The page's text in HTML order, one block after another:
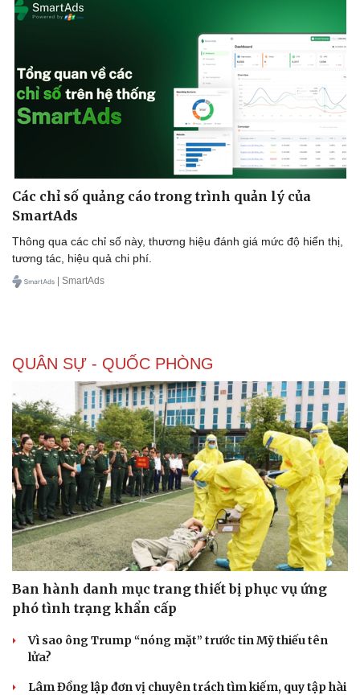
Sức khỏe
Dinh dưỡng - món ngon
Nhà đẹp
Các chỉ số quảng cáo trong trình quản lý của
SmartAds
Thông qua các chỉ số này, thương hiệu đánh giá mức độ hiển thị,
tương tác, hiệu quả chi phí.
| SmartAds
QUÂN SỰ - QUỐC PHÒNG
Ban hành danh mục trang thiết bị phục vụ ứng
phó tình trạng khẩn cấp
Vì sao ông Trump “nóng mặt” trước tin Mỹ thiếu tên
lửa?
Lâm Đồng lập đơn vị chuyên trách tìm kiếm, quy tập hài